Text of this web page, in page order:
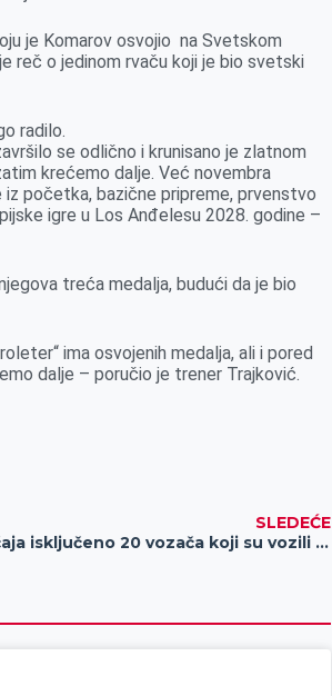
je Komarov osvojio na Svetskom
reč o jedinom rvaču koji je bio svetski
radilo.
se odlično i krunisano je zlatnom
krećemo dalje. Već novembra
početka, bazične pripreme, prvenstvo
igre u Los Anđelesu 2028. godine –
treća medalja, budući da je bio
ima osvojenih medalja, ali i pored
dalje – poručio je trener Trajković.
SLEDEĆE
Iz saobraćaja isključeno 20 vozača koji su vozili pod dejstvom alkohola, kao i jedan vozač pod dejstvom psihoaktivnih supstanci